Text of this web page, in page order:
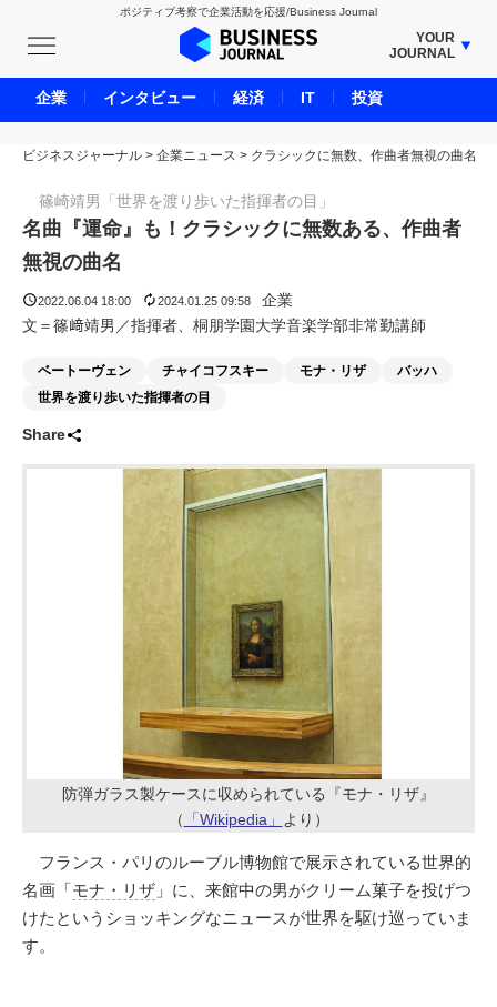
ポジティブ考察で企業活動を応援/Business Journal
YOUR
JOURNAL
BUSINESS JOURNAL
UNICORN JOURNAL
CARBON CREDITS JOURNAL
IVS JOURNAL
ENERGY MANAGEMENT JOURNAL
LIFE ENDING JOURNAL
AI JOURNAL
SMART MARKETING JOURNAL
ビジネスジャーナル > 企業ニュース > クラシックに無数、作曲者無視の曲名
篠崎靖男「世界を渡り歩いた指揮者の目」
名曲『運命』も！クラシックに無数ある、作曲者
無視の曲名
2022.06.04 18:00 2024.01.25 09:58
企業
文＝篠﨑靖男／指揮者、桐朋学園大学音楽学部非常勤講師
ベートーヴェン チャイコフスキー モナ・リザ
バッハ
世界を渡り歩いた指揮者の目
Share
防弾ガラス製ケースに収められている『モナ・リザ』
（ 「Wikipedia」 より）
フランス・パリのルーブル博物館で展示されている世界的
名画「モナ・リザ 」に、来館中の男がクリーム菓子を投げつ
けたというショッキングなニュースが世界を駆け巡っていま
す。
企業 インタビュー 経済 IT 投資